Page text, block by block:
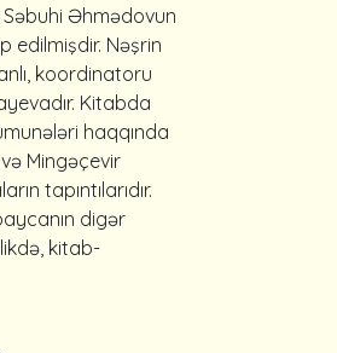
Əhmədovun
edilmişdir. Nəşrin
koordinatoru
Kitabda
haqqında
Mingəçevir
tapıntılarıdır.
digər
kitab-